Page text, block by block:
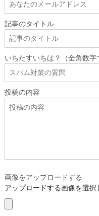
記事のタイトル
いちたすいちは？（全角数字
投稿の内容
画像をアップロードする
アップロードする画像を選択